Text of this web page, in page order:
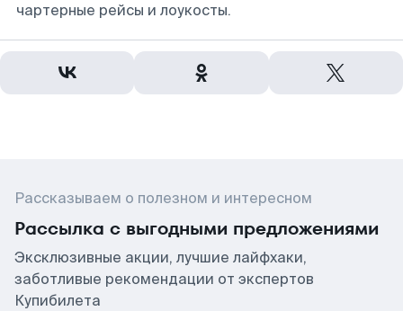
чартерные рейсы и лоукосты.
Рассказываем о полезном и интересном
Рассылка с выгодными предложениями
Эксклюзивные акции, лучшие лайфхаки,
заботливые рекомендации от экспертов
Купибилета